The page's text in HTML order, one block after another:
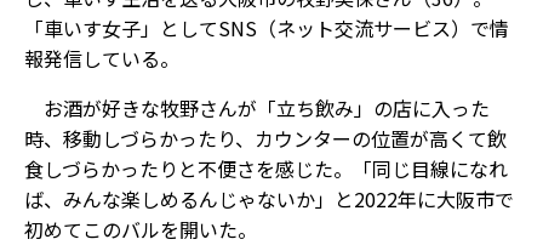
「車いす女子」としてSNS（ネット交流サービス）で情
報発信している。
お酒が好きな牧野さんが「立ち飲み」の店に入った
時、移動しづらかったり、カウンターの位置が高くて飲
食しづらかったりと不便さを感じた。「同じ目線になれ
ば、みんな楽しめるんじゃないか」と2022年に大阪市で
初めてこのバルを開いた。